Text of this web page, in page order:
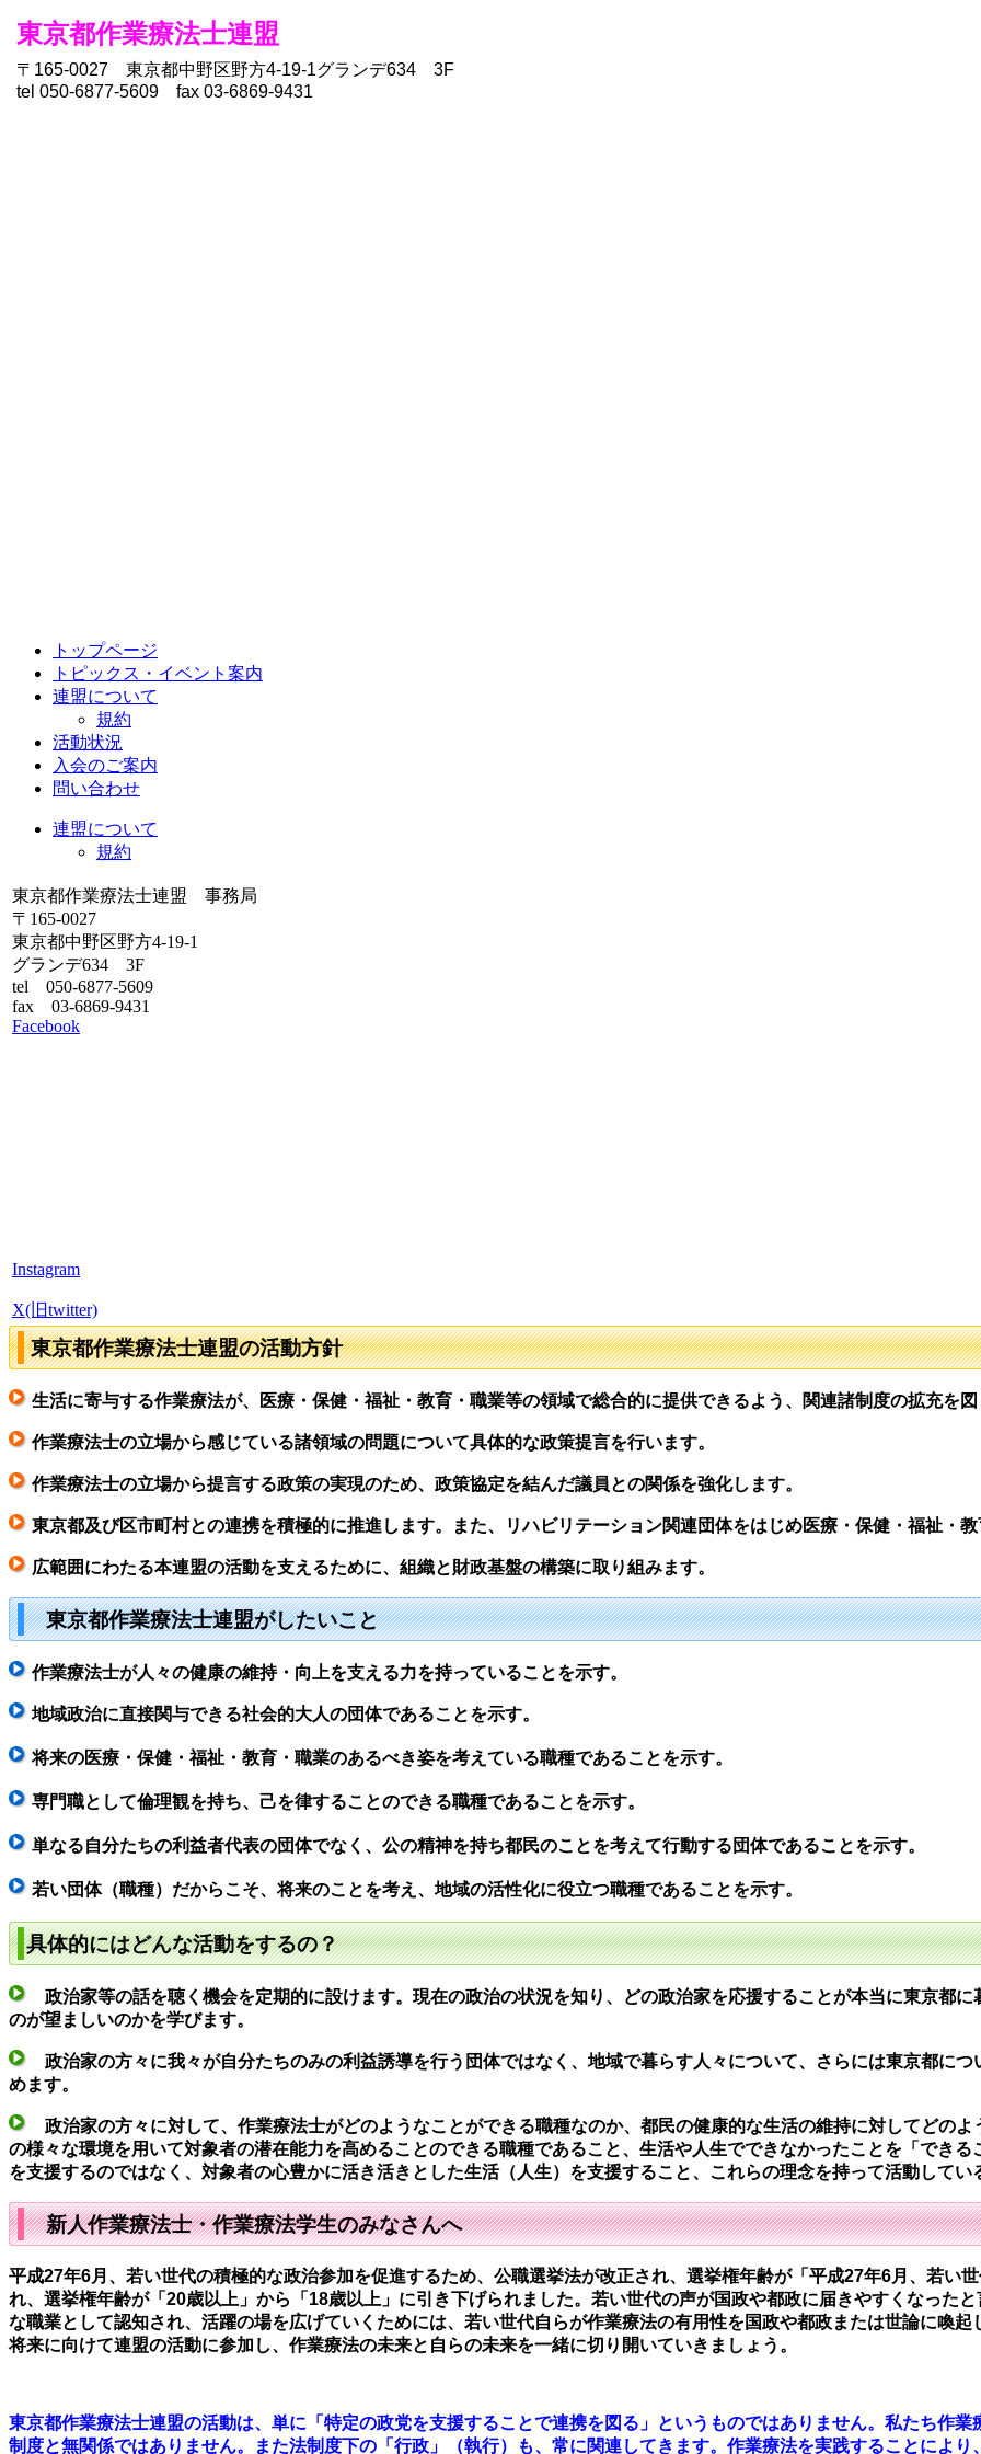
東京都作業療法士連盟
〒165-0027 東京都中野区野方4-19-1グランデ634 3F
tel 050-6877-5609 fax 03-6869-9431
トップページ
トピックス・イベント案内
連盟について
規約
活動状況
入会のご案内
問い合わせ
連盟について
規約
東京都作業療法士連盟 事務局
〒165-0027
東京都中野区野方4-19-1
グランデ634 3F
tel 050-6877-5609
fax 03-6869-9431
Facebook
Instagram
X(旧twitter)
東京都作業療法士連盟の活動方針
生活に寄与する作業療法が、医療・保健・福祉・教育・職業等の領域で総合的に提供できるよう、関連諸制度の拡充を
作業療法士の立場から感じている諸領域の問題について具体的な政策提言を行います。
作業療法士の立場から提言する政策の実現のため、政策協定を結んだ議員との関係を強化します。
東京都及び区市町村との連携を積極的に推進します。また、リハビリテーション関連団体をはじめ医療・保健・福祉・
広範囲にわたる本連盟の活動を支えるために、組織と財政基盤の構築に取り組みます。
東京都作業療法士連盟がしたいこと
作業療法士が人々の健康の維持・向上を支える力を持っていることを示す。
地域政治に直接関与できる社会的大人の団体であることを示す。
将来の医療・保健・福祉・教育・職業のあるべき姿を考えている職種であることを示す。
専門職として倫理観を持ち、己を律することのできる職種であることを示す。
単なる自分たちの利益者代表の団体でなく、公の精神を持ち都民のことを考えて行動する団体であることを示す。
若い団体（職種）だからこそ、将来のことを考え、地域の活性化に役立つ職種であることを示す。
具体的にはどんな活動をするの？
政治家等の話を聴く機会を定期的に設けます。 現在の政治の状況を知り、どの政治家を応援することが本当に東京都
のが望ましいのかを学びます。
政治家の方々に我々が自分たちのみの利益誘導を行う団体ではなく、地域で暮らす人々について、さらには東京都に
めます。
政治家の方々に対して、作業療法士がどのようなことができる職種なのか、都民の健康的な生活の維持に対してどの
の様々な環境を用いて対象者の潜在能力を高めることのできる職種であること、生活や人生でできなかったことを「でき
を支援するのではなく、対象者の心豊かに活き活きとした生活（人生）を支援すること、これらの理念を持って活動してい
新人作業療法士・作業療法学生のみなさんへ
平成27年6月、若い世代の積極的な政治参加を促進するため、公職選挙法が改正され、選挙権年齢が「平成27年6月、若い
れ、選挙権年齢が「20歳以上」から「18歳以上」に引き下げられました。若い世代の声が国政や都政に届きやすくなった
な職業として認知され、活躍の場を広げていくためには、若い世代自らが作業療法の有用性を国政や都政または世論に喚
将来に向けて連盟の活動に参加し、作業療法の未来と自らの未来を一緒に切り開いていきましょう。
東京都作業療法士連盟の活動は、単に「特定の政党を支援することで連携を図る」というものではありません。私たち作
制度と無関係ではありません。また法制度下の「行政」（執行）も、常に関連してきます。作業療法を実践することによ